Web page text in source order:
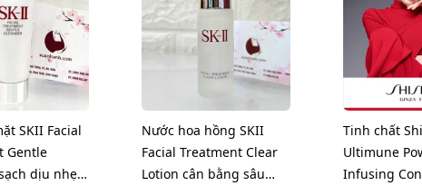
SKII Facial
Gentle
dịu nhẹ
Nước hoa hồng SKII
Facial Treatment Clear
Lotion cân bằng sâu
Tinh chất
Ultimune
Infusing